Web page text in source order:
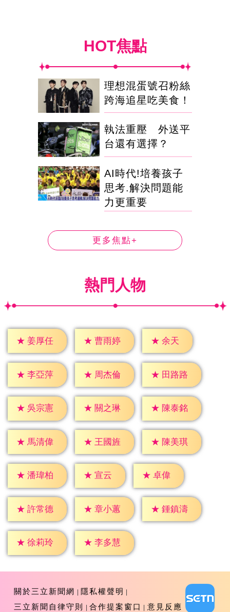
HOT焦點
理想混蛋號召粉絲
跨海追星吃美食！
執法重壓 外送平
台還有選擇？
AI時代!培養孩子
思考.解決問題能
力更重要
更多焦點+
熱門人物
★ 姜厚任 ★ 曹雨婷 ★ 余天
★ 李亞萍 ★ 周杰倫 ★ 田路路
★ 吳宗憲 ★ 關之琳 ★ 陳泰銘
★ 馬清偉 ★ 王國旌 ★ 陳美琪
★ 潘瑋柏 ★ 宣云 ★ 卓偉
★ 許常德 ★ 章小蕙 ★ 鍾鎮濤
★ 徐莉玲 ★ 李多慧
關於三立新聞網
隱私權聲明
三立新聞自律守則
合作提案窗口 意見反應